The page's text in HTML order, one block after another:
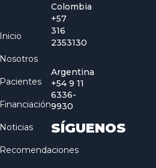
Inicio
Nosotros
Pacientes
Financiación
Noticias
Recomendaciones
Colombia
+57
316
2353130
Argentina
+54 9 11
6336-
9930
SÍGUENOS